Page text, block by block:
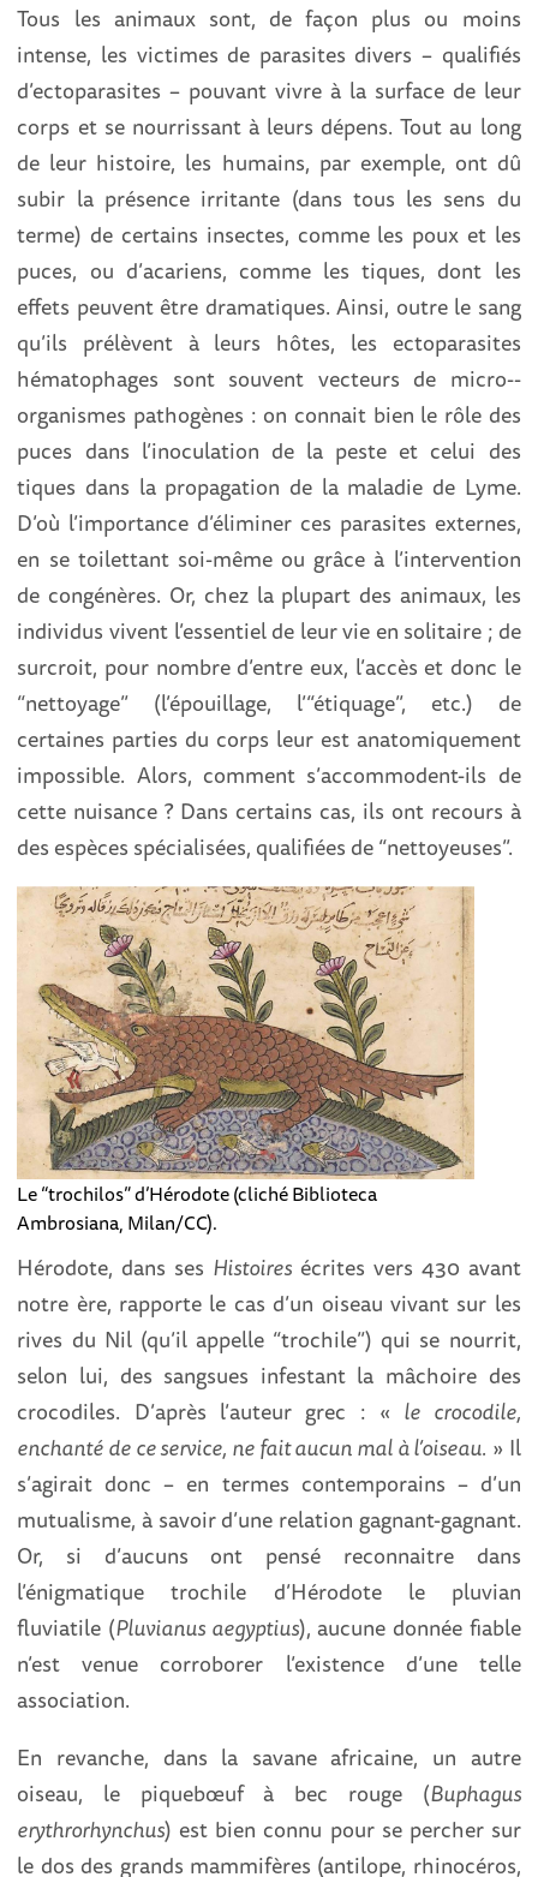
Tous les animaux sont, de façon plus ou moins
intense, les victimes de parasites divers – qualifiés
d’ectoparasites – pouvant vivre à la surface de leur
corps et se nourrissant à leurs dépens. Tout au long
de leur histoire, les humains, par exemple, ont dû
subir la présence irritante (dans tous les sens du
terme) de certains insectes, comme les poux et les
puces, ou d’acariens, comme les tiques, dont les
effets peuvent être dramatiques. Ainsi, outre le sang
qu’ils prélèvent à leurs hôtes, les ectoparasites
hématophages sont souvent vecteurs de micro-­
organismes pathogènes : on connait bien le rôle des
puces dans l’inoculation de la peste et celui des
tiques dans la propagation de la maladie de Lyme.
D’où l’importance d’éliminer ces parasites externes,
en se toilettant soi-même ou grâce à l’intervention
de congénères. Or, chez la plupart des animaux, les
individus vivent l’essentiel de leur vie en solitaire ; de
surcroit, pour nombre d’entre eux, l’accès et donc le
“nettoyage” (l’épouillage, l’“étiquage”, etc.) de
certaines parties du corps leur est anatomiquement
impossible. Alors, comment s’accommodent-ils de
cette nuisance ? Dans certains cas, ils ont recours à
des espèces spécialisées, qualifiées de “nettoyeuses”.
Le “trochilos” d’Hérodote (cliché Biblioteca
Ambrosiana, Milan/CC).
Hérodote, dans ses Histoires écrites vers 430 avant
notre ère, rapporte le cas d’un oiseau vivant sur les
rives du Nil (qu’il appelle “trochile”) qui se nourrit,
selon lui, des sangsues infestant la mâchoire des
crocodiles. D’après l’auteur grec : « le crocodile,
enchanté de ce service, ne fait aucun mal à l’oiseau. » Il
s’agirait donc – en termes contemporains – d’un
mutualisme, à savoir d’une relation gagnant-gagnant.
Or, si d’aucuns ont pensé reconnaitre dans
l’énigmatique trochile d’Hérodote le pluvian
fluviatile (Pluvianus aegyptius), aucune donnée fiable
n’est venue corroborer l’existence d’une telle
association.
En revanche, dans la savane africaine, un autre
oiseau, le piquebœuf à bec rouge (Buphagus
erythrorhynchus) est bien connu pour se percher sur
le dos des grands mammifères (antilope, rhinocéros,